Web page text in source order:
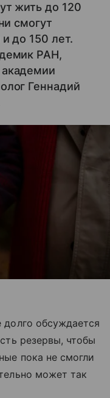
жить до 120
смогут
до 150 лет.
РАН,
Геннадий
обсуждается
резервы, чтобы
пока не смогли
может так